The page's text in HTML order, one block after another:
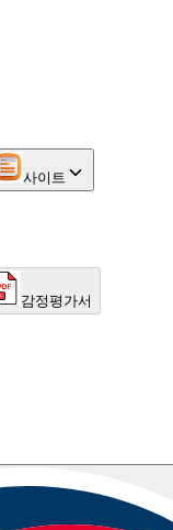
사이트
감정평가서